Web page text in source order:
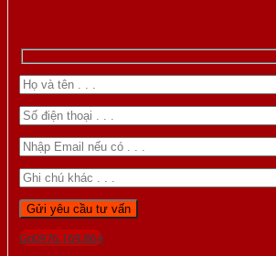
Gọi 0976.169.864